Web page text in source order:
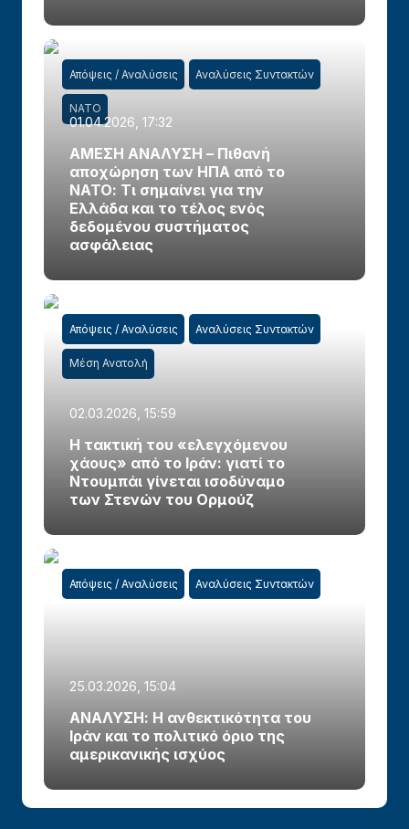
Απόψεις / Αναλύσεις Αναλύσεις Συντακτών
ΝΑΤΟ
01.04.2026, 17:32
ΑΜΕΣΗ ΑΝΑΛΥΣΗ – Πιθανή
αποχώρηση των ΗΠΑ από το
ΝΑΤΟ: Τι σημαίνει για την
Ελλάδα και το τέλος ενός
δεδομένου συστήματος
ασφάλειας
Απόψεις / Αναλύσεις Αναλύσεις Συντακτών
Μέση Ανατολή
02.03.2026, 15:59
Η τακτική του «ελεγχόμενου
χάους» από το Ιράν: γιατί το
Ντουμπάι γίνεται ισοδύναμο
των Στενών του Ορμούζ
Απόψεις / Αναλύσεις Αναλύσεις Συντακτών
25.03.2026, 15:04
ΑΝΑΛΥΣΗ: Η ανθεκτικότητα του
Ιράν και το πολιτικό όριο της
αμερικανικής ισχύος